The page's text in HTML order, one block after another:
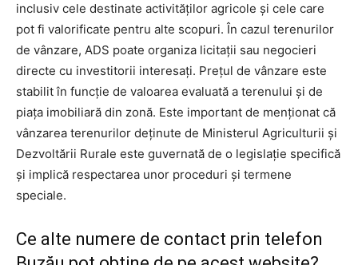
inclusiv cele destinate activităţilor agricole şi cele care
pot fi valorificate pentru alte scopuri. În cazul terenurilor
de vânzare, ADS poate organiza licitaţii sau negocieri
directe cu investitorii interesaţi. Preţul de vânzare este
stabilit în funcţie de valoarea evaluată a terenului şi de
piaţa imobiliară din zonă. Este important de menţionat că
vânzarea terenurilor deţinute de Ministerul Agriculturii şi
Dezvoltării Rurale este guvernată de o legislaţie specifică
şi implică respectarea unor proceduri şi termene
speciale.
Ce alte numere de contact prin telefon